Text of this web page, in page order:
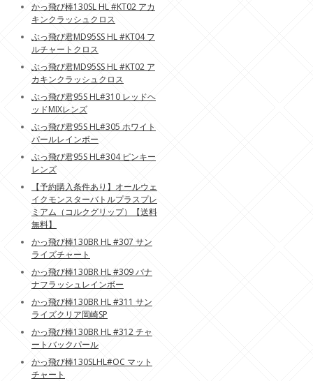
かっ飛び棒130SL HL #KT02 アカ
キンクラッシュクロス
ぶっ飛び君MD95SS HL #KT04 フ
ルチャートクロス
ぶっ飛び君MD95SS HL #KT02 ア
カキンクラッシュクロス
ぶっ飛び君95S HL#310 レッドヘ
ッドMIXレンズ
ぶっ飛び君95S HL#305 ホワイト
パールレインボー
ぶっ飛び君95S HL#304 ピンキー
レンズ
【予約購入条件あり】オールウェ
イクモンスターバトルプラスプレ
ミアム（コルクグリップ）【送料
無料】
かっ飛び棒130BR HL #307 サン
ライズチャート
かっ飛び棒130BR HL #309 バナ
ナフラッシュレインボー
かっ飛び棒130BR HL #311 サン
ライズクリア岡崎SP
かっ飛び棒130BR HL #312 チャ
ートバックパール
かっ飛び棒130SLHL#OC マット
チャート